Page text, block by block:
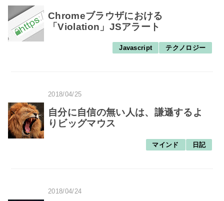
Chromeブラウザにおける
「Violation」JSアラート
Javascript テクノロジー
2018/04/25
自分に自信の無い人は、謙遜するよ
りビッグマウス
マインド 日記
2018/04/24